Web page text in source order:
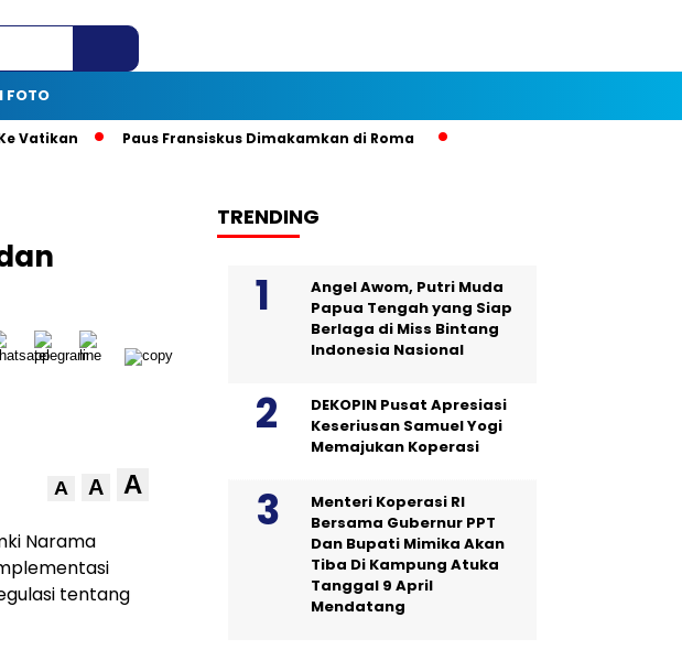
FOTO
Paus Fransiskus Dimakamkan di Roma
A A A
Narama
tentang
TRENDING
Angel Awom, Putri Muda
Papua Tengah yang Siap
Berlaga di Miss Bintang
Indonesia Nasional
DEKOPIN Pusat Apresiasi
Keseriusan Samuel Yogi
Memajukan Koperasi
Menteri Koperasi RI
Bersama Gubernur PPT
Dan Bupati Mimika Akan
Tiba Di Kampung Atuka
Tanggal 9 April
Mendatang